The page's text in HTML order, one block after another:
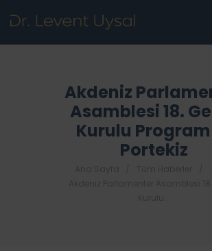
Akdeniz
Asamblesi 18.
Kurulu
Portekiz